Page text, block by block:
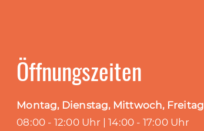
Öffnungszeiten
Montag, Dienstag, Mittwoch, Freitag
08:00 - 12:00 Uhr | 14:00 - 17:00 Uhr